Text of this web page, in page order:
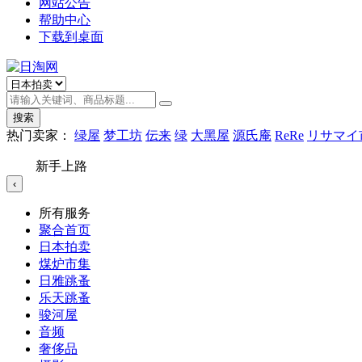
网站公告
帮助中心
下载到桌面
搜索
热门卖家： 绿屋 梦工坊 伝来 绿 大黑屋 源氏庵 ReRe リサマ
新手上路
‹
所有服务
聚合首页
日本拍卖
煤炉市集
日雅跳蚤
乐天跳蚤
骏河屋
音频
奢侈品